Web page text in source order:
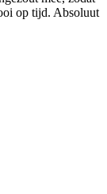
op tijd. Absoluut